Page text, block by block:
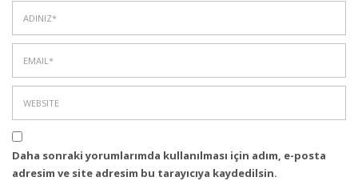
Daha sonraki yorumlarımda kullanılması için adım, e-posta
adresim ve site adresim bu tarayıcıya kaydedilsin.